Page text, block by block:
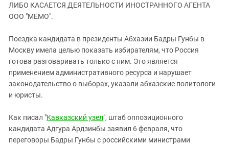
Российская Федерация
Северная Осетия - Алания
Ставропольский край
Чечня
Южный Кавказ
ЮФО
ЛИБО КАСАЕТСЯ ДЕЯТЕЛЬНОСТИ ИНОСТРАННОГО АГЕНТА
ООО "МЕМО".
Поездка кандидата в президенты Абхазии Бадры Гунбы в
Москву имела целью показать избирателям, что Россия
готова разговаривать только с ним. Это является
применением административного ресурса и нарушает
законодательство о выборах, указали абхазские политологи
и юристы.
Как писал "Кавказский узел", штаб оппозиционного
кандидата Адгура Ардзинбы заявил 6 февраля, что
переговоры Бадры Гунбы с российскими министрами